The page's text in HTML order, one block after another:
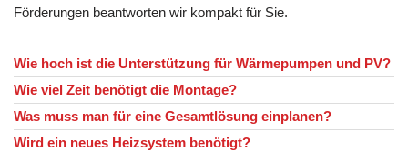
Förderungen beantworten wir kompakt für Sie.
Wie hoch ist die Unterstützung für Wärmepumpen und PV?
Wie viel Zeit benötigt die Montage?
Was muss man für eine Gesamtlösung einplanen?
Wird ein neues Heizsystem benötigt?